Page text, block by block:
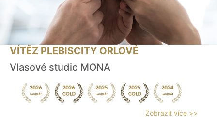
VÍTĚZ PLEBISCITY ORLOVÉ
Vlasové studio MONA
Zobrazit více >>